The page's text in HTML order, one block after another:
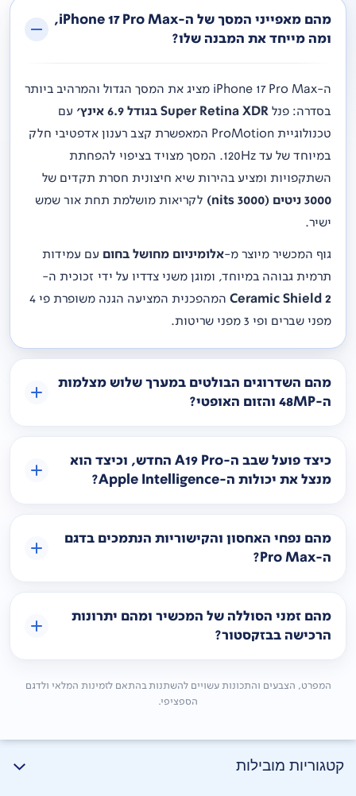
מהם מאפייני המסך של ה-iPhone 17 Pro Max,
ומה מייחד את המבנה שלו?
ה-iPhone 17 Pro Max מציג את המסך הגדול והמרהיב ביותר
בסדרה: פנלSuper Retina XDR בגודל 6.9 אינץ'
עם
טכנולוגיית ProMotion המאפשרת קצב רענון אדפטיבי חלק
במיוחד של עד 120Hz. המסך מצויד בציפוי להפחתת
השתקפויות ומציע בהירות שיא חיצונית חסרת תקדים של
3000 ניטים (3000 nits)
לקריאות מושלמת תחת אור שמש
ישיר.
גוף המכשיר מיוצר מ-אלומיניום מחושל בחום עם עמידות
תרמית גבוהה במיוחד, ומוגן משני צדדיו על ידי זכוכית ה-
Ceramic Shield 2
המהפכנית המציעה הגנה משופרת פי 4
מפני שברים ופי 3 מפני שריטות.
מהם השדרוגים הבולטים במערך שלוש מצלמות
ה-48MP והזום האופטי?
כיצד פועל שבב ה-A19 Pro החדש, וכיצד הוא
מנצל את יכולות ה-Apple Intelligence?
מהם נפחי האחסון והקישוריות הנתמכים בדגם
ה-Pro Max?
מהם זמני הסוללה של המכשיר ומהם יתרונות
הרכישה בבזקסטור?
המפרט, הצבעים והתכונות עשויים להשתנות בהתאם לזמינות המלאי ולדגם
הספציפי.
קטגוריות מובילות